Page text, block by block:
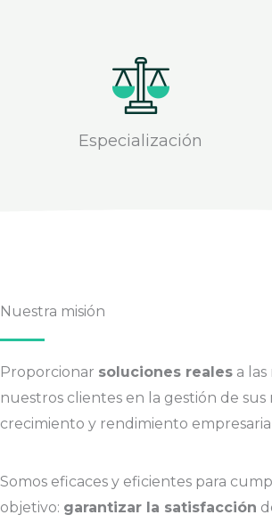
Especialización
Nuestra misión
Proporcionar soluciones reales a
nuestros clientes en la gestión de sus
crecimiento y rendimiento
Somos eficaces y eficientes para
objetivo: garantizar la satisfacción